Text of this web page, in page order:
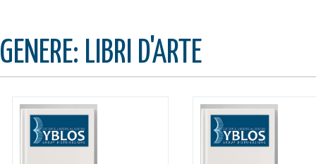
GENERE: LIBRI D'ARTE